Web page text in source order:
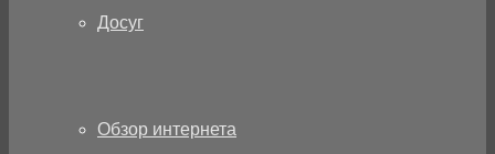
Досуг
Обзор интернета